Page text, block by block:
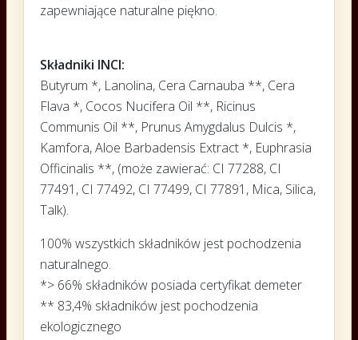
zapewniające naturalne piękno.
Składniki INCI:
Butyrum *, Lanolina, Cera Carnauba **, Cera
Flava *, Cocos Nucifera Oil **, Ricinus
Communis Oil **, Prunus Amygdalus Dulcis *,
Kamfora, Aloe Barbadensis Extract *, Euphrasia
Officinalis **, (może zawierać: CI 77288, CI
77491, CI 77492, CI 77499, CI 77891, Mica, Silica,
Talk).
100% wszystkich składników jest pochodzenia
naturalnego.
*> 66% składników posiada certyfikat demeter
** 83,4% składników jest pochodzenia
ekologicznego